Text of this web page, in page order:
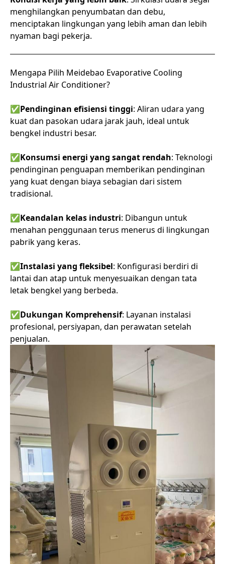
menghilangkan penyumbatan dan debu,
menciptakan lingkungan yang lebih aman dan lebih
nyaman bagi pekerja.
Mengapa Pilih Meidebao Evaporative Cooling
Industrial Air Conditioner?
✅Pendinginan efisiensi tinggi: Aliran udara yang
kuat dan pasokan udara jarak jauh, ideal untuk
bengkel industri besar.
✅Konsumsi energi yang sangat rendah: Teknologi
pendinginan penguapan memberikan pendinginan
yang kuat dengan biaya sebagian dari sistem
tradisional.
✅Keandalan kelas industri: Dibangun untuk
menahan penggunaan terus menerus di lingkungan
pabrik yang keras.
✅Instalasi yang fleksibel: Konfigurasi berdiri di
lantai dan atap untuk menyesuaikan dengan tata
letak bengkel yang berbeda.
✅Dukungan Komprehensif: Layanan instalasi
profesional, persiyapan, dan perawatan setelah
penjualan.